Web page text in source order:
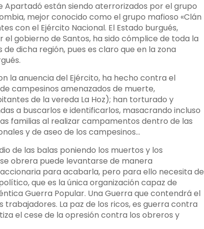
Apartadó están siendo aterrorizados por el grupo
mejor conocido como el grupo mafioso «Clán
con el Ejército Nacional. El Estado burgués,
gobierno de Santos, ha sido cómplice de toda la
dicha región, pues es claro que en la zona
la anuencia del Ejército, ha hecho contra el
campesinos amenazados de muerte,
de la vereda La Hoz); han torturado y
a buscarlos e identificarlos, masacrando incluso
familias al realizar campamentos dentro de las
y de aseo de los campesinos…
de las balas poniendo los muertos y los
obrera puede levantarse de manera
para acabarla, pero para ello necesita de
que es la única organización capaz de
Guerra Popular. Una Guerra que contendrá el
La paz de los ricos, es guerra contra
el cese de la opresión contra los obreros y